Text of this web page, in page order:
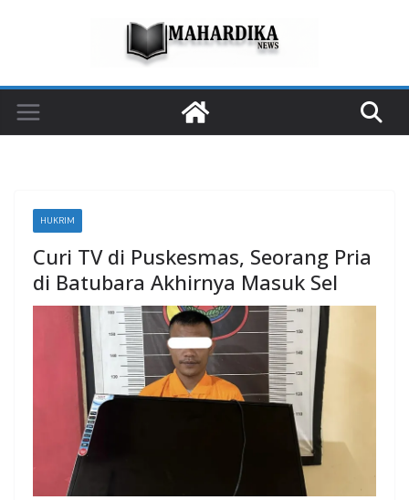
HUKRIM
Curi TV di Puskesmas, Seorang Pria
di Batubara Akhirnya Masuk Sel